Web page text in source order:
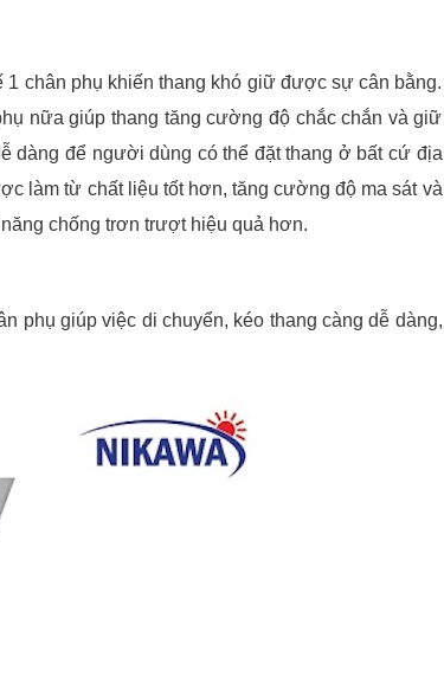
chân phụ khiến thang khó giữ được sự cân bằng.
nữa giúp thang tăng cường độ chắc chắn và giữ
dàng để người dùng có thể đặt thang ở bất cứ địa
làm từ chất liệu tốt hơn, tăng cường độ ma sát và
chống trơn trượt hiệu quả hơn.
phụ giúp việc di chuyển, kéo thang càng dễ dàng,